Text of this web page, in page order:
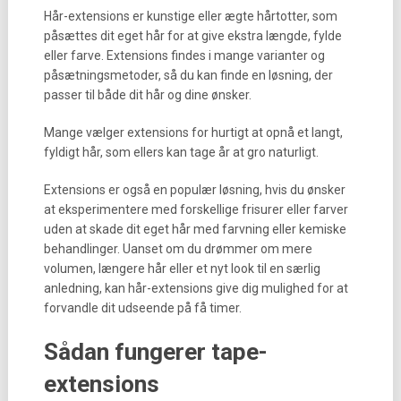
Hår-extensions er kunstige eller ægte hårtotter, som
påsættes dit eget hår for at give ekstra længde, fylde
eller farve. Extensions findes i mange varianter og
påsætningsmetoder, så du kan finde en løsning, der
passer til både dit hår og dine ønsker.
Mange vælger extensions for hurtigt at opnå et langt,
fyldigt hår, som ellers kan tage år at gro naturligt.
Extensions er også en populær løsning, hvis du ønsker
at eksperimentere med forskellige frisurer eller farver
uden at skade dit eget hår med farvning eller kemiske
behandlinger. Uanset om du drømmer om mere
volumen, længere hår eller et nyt look til en særlig
anledning, kan hår-extensions give dig mulighed for at
forvandle dit udseende på få timer.
Sådan fungerer tape-
extensions